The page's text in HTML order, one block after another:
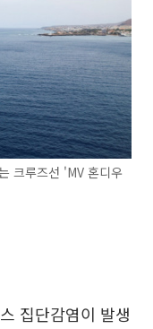
크루즈선 'MV 혼디우
집단감염이 발생